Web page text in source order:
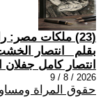
(23) ملكات مصر:
بقلم _انتصار
انتصار كامل
2026 / 8 / 9
حقوق المراة